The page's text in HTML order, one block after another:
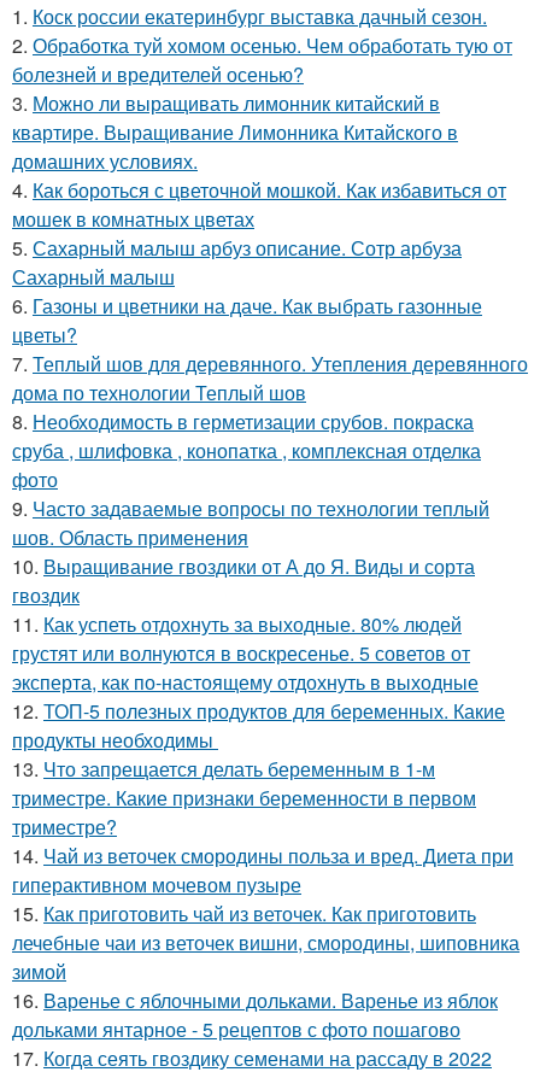
1. Коск россии екатеринбург выставка дачный сезон.
2. Обработка туй хомом осенью. Чем обработать тую от
болезней и вредителей осенью?
3. Можно ли выращивать лимонник китайский в
квартире. Выращивание Лимонника Китайского в
домашних условиях.
4. Как бороться с цветочной мошкой. Как избавиться от
мошек в комнатных цветах
5. Сахарный малыш арбуз описание. Сотр арбуза
Сахарный малыш
6. Газоны и цветники на даче. Как выбрать газонные
цветы?
7. Теплый шов для деревянного. Утепления деревянного
дома по технологии Теплый шов
8. Необходимость в герметизации срубов. покраска
сруба , шлифовка , конопатка , комплексная отделка
фото
9. Часто задаваемые вопросы по технологии теплый
шов. Область применения
10. Выращивание гвоздики от А до Я. Виды и сорта
гвоздик
11. Как успеть отдохнуть за выходные. 80% людей
грустят или волнуются в воскресенье. 5 советов от
эксперта, как по-настоящему отдохнуть в выходные
12. ТОП-5 полезных продуктов для беременных. Какие
продукты необходимы
13. Что запрещается делать беременным в 1-м
триместре. Какие признаки беременности в первом
триместре?
14. Чай из веточек смородины польза и вред. Диета при
гиперактивном мочевом пузыре
15. Как приготовить чай из веточек. Как приготовить
лечебные чаи из веточек вишни, смородины, шиповника
зимой
16. Варенье с яблочными дольками. Варенье из яблок
дольками янтарное - 5 рецептов с фото пошагово
17. Когда сеять гвоздику семенами на рассаду в 2022